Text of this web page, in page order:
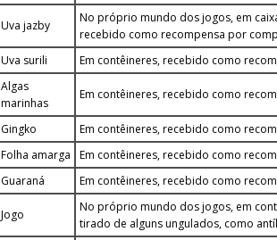
Uva jazby
No próprio mundo dos jogos, em
recebido como recompensa por
Uva surili
Em contêineres, recebido como
Algas
marinhas
Em contêineres, recebido como
Gingko
Em contêineres, recebido como
Folha amarga
Em contêineres, recebido como
Guaraná
Em contêineres, recebido como
Jogo
No próprio mundo dos jogos, em
tirado de alguns ungulados, como